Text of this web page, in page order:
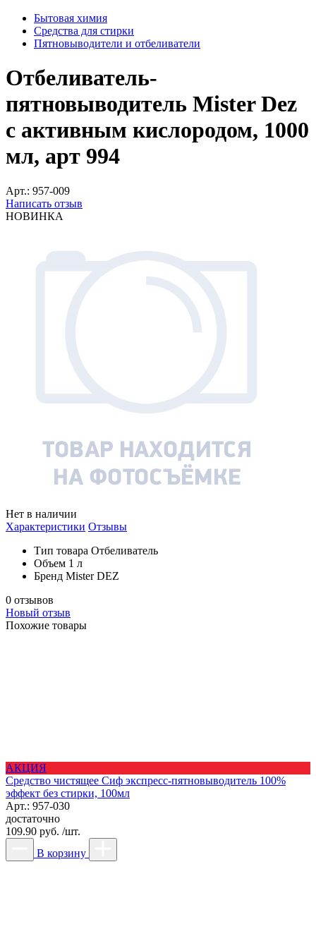
Бытовая химия
Средства для стирки
Пятновыводители и отбеливатели
Отбеливатель-
пятновыводитель Mister Dez
с активным кислородом, 1000
мл, арт 994
Арт.: 957-009
Написать отзыв
НОВИНКА
Нет в наличии
Характеристики Отзывы
Тип товара Отбеливатель
Объем 1 л
Бренд Mister DEZ
0 отзывов
Новый отзыв
Похожие товары
АКЦИЯ
Средство чистящее Сиф экспресс-пятновыводитель 100%
эффект без стирки, 100мл
Арт.: 957-030
достаточно
109.90 руб. /шт.
В корзину